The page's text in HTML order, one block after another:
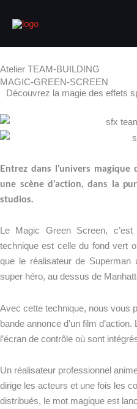
Atelier TEAM-BUILDING
MAGIC-GREEN-SCREEN
Découvrez la magie des effets
Entrez dans l’univers
une scène d’action, dans la
studios.
Le Magic Green Screen,
technique est celle du fond vert
que le réalisateur de Superman
super héro, au dessus de
Avec cette technique, nous vous
bande annonce d’un film
l’écran de contrôle où sont
Un réalisateur professionnel
dirige les acteurs et une fois les
distribués, le mot magique est